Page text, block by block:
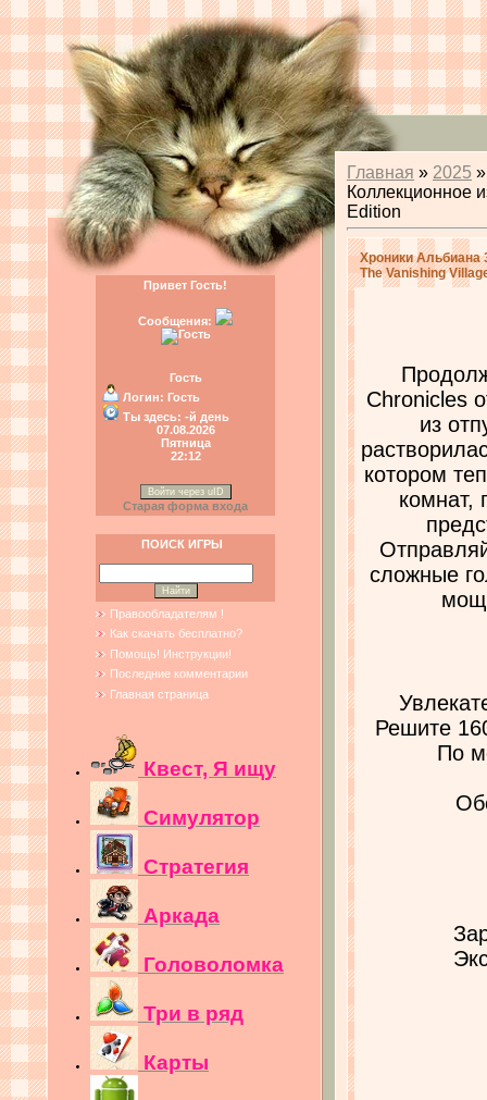
Привет Гость!
Сообщения:
Гость
Логин: Гость
Ты здесь: -й день
07.08.2026
Пятница
22:12
Войти через uID
Старая форма входа
ПОИСК ИГРЫ
Правообладателям !
Как скачать бесплатно?
Помощь! Инструкции!
Последние комментарии
Главная страница
Квест, Я ищу
Симулятор
Стратегия
Аркада
Головоломка
Три в ряд
Карты
Главная » 2025 »
Коллекционное
Edition
Хроники Альбиана
The Vanishing
Chronicles
из
котором
комнат,
сложные
Решите
По